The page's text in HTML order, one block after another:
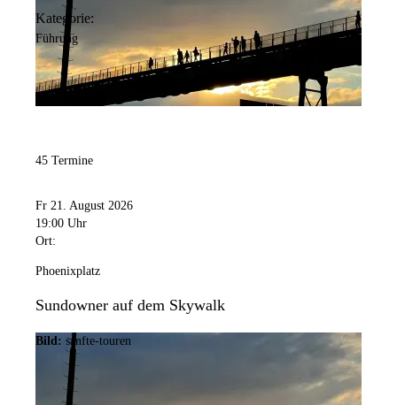
Kategorie:
Führung
45 Termine
Fr 21. August 2026
19:00 Uhr
Ort:
Phoenixplatz
Sundowner auf dem Skywalk
Bild: sanfte-touren